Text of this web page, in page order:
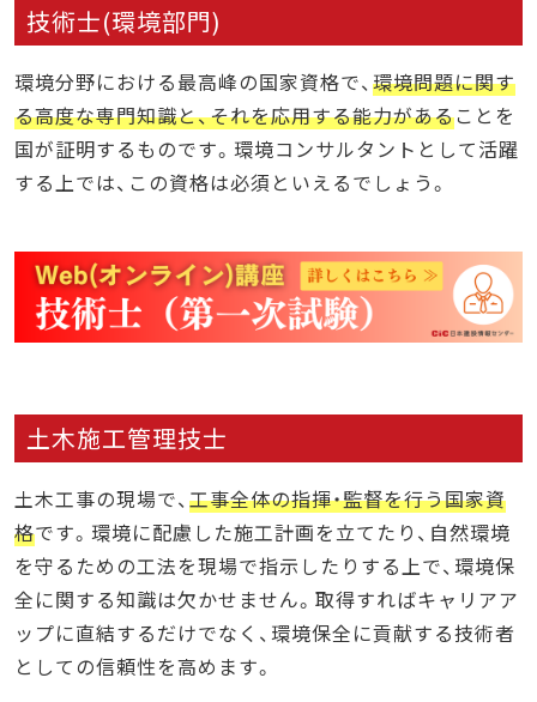
技術士(環境部門)
環境分野における最高峰の国家資格で、 環境問題に関す
る高度な専門知識と、それを応用する能力があることを
国が証明するものです。環境コンサルタントとして活躍
する上では、この資格は必須といえるでしょう。
土木施工管理技士
土木工事の現場で、工事全体の指揮・監督を行う国家資
格です。環境に配慮した施工計画を立てたり、自然環境
を守るための工法を現場で指示したりする上で、環境保
全に関する知識は欠かせません。取得すればキャリアア
ップに直結するだけでなく、環境保全に貢献する技術者
としての信頼性を高めます。